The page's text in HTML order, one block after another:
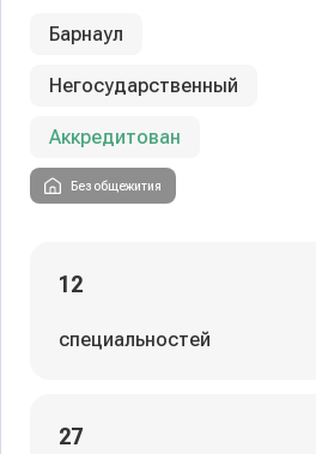
Барнаул
Негосударственный
Аккредитован
Без общежития
12
специальностей
27